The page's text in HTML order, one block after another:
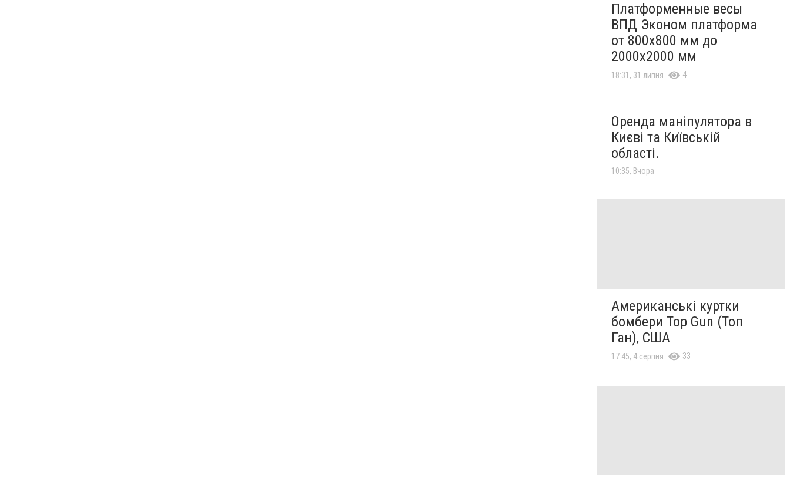
Платформенные весы
ВПД Эконом платформа
от 800х800 мм до
2000х2000 мм
18:31, 31 липня 4
Оренда маніпулятора в
Києві та Київській
області.
10:35, Вчора
Американські куртки
бомбери Top Gun (Топ
Ган), США
17:45, 4 серпня 33